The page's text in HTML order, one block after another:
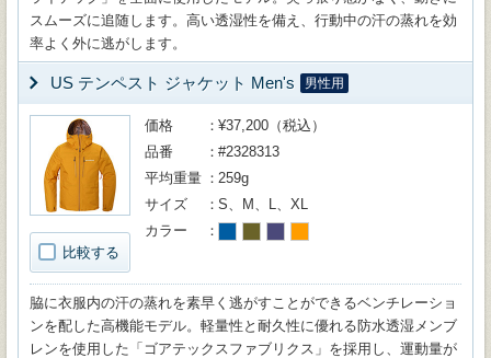
スムーズに追随します。高い透湿性を備え、行動中の汗の蒸れを効
率よく外に逃がします。
US テンペスト ジャケット Men's 男性用
比較する
価格
¥37,200（税込）
品番
#2328313
平均重量
259g
サイズ
S、M、L、XL
カラー
脇に衣服内の汗の蒸れを素早く逃がすことができるベンチレーショ
ンを配した高機能モデル。軽量性と耐久性に優れる防水透湿メンブ
レンを使用した「ゴアテックスファブリクス」を採用し、運動量が